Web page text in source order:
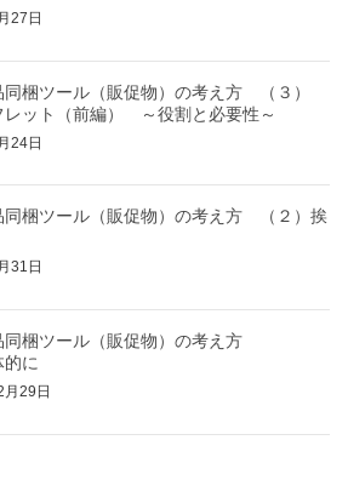
27日
同梱ツール（販促物）の考え方 （３）
レット（前編） ～役割と必要性～
24日
同梱ツール（販促物）の考え方 （２）挨
31日
同梱ツール（販促物）の考え方
的に
29日